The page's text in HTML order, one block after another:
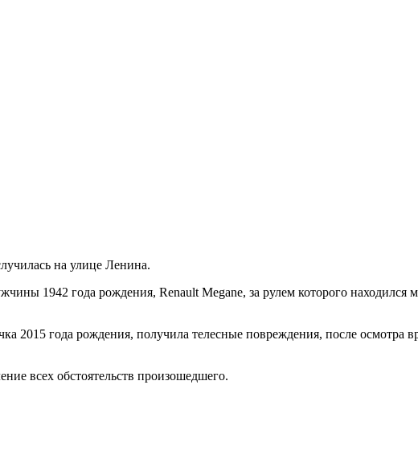
на улице Ленина.
1942 года рождения, Renault Mеgane, за рулем которого
2015 года рождения, получила телесные повреждения, после
всех обстоятельств произошедшего.